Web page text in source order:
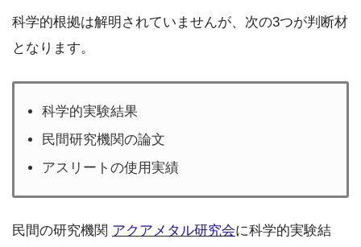
科学的根拠は解明されていませんが、次の3つが判断材
となります。
科学的実験結果
民間研究機関の論文
アスリートの使用実績
民間の研究機関 アクアメタル研究会に科学的実験結